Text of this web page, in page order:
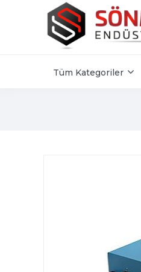
Tüm Kategoriler